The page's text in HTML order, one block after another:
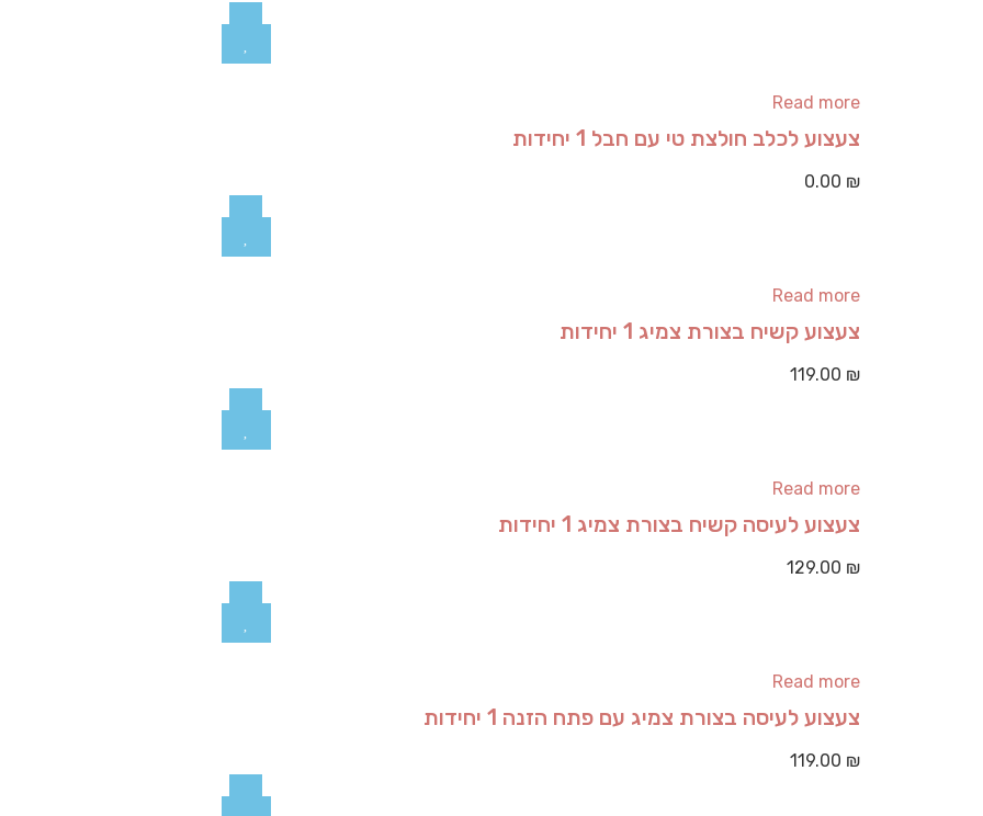
Read more
צעצוע לכלב חולצת טי עם חבל 1 יחידות
0.00 ₪
Read more
צעצוע קשיח בצורת צמיג 1 יחידות
119.00 ₪
Read more
צעצוע לעיסה קשיח בצורת צמיג 1 יחידות
129.00 ₪
Read more
צעצוע לעיסה בצורת צמיג עם פתח הזנה 1 יחידות
119.00 ₪